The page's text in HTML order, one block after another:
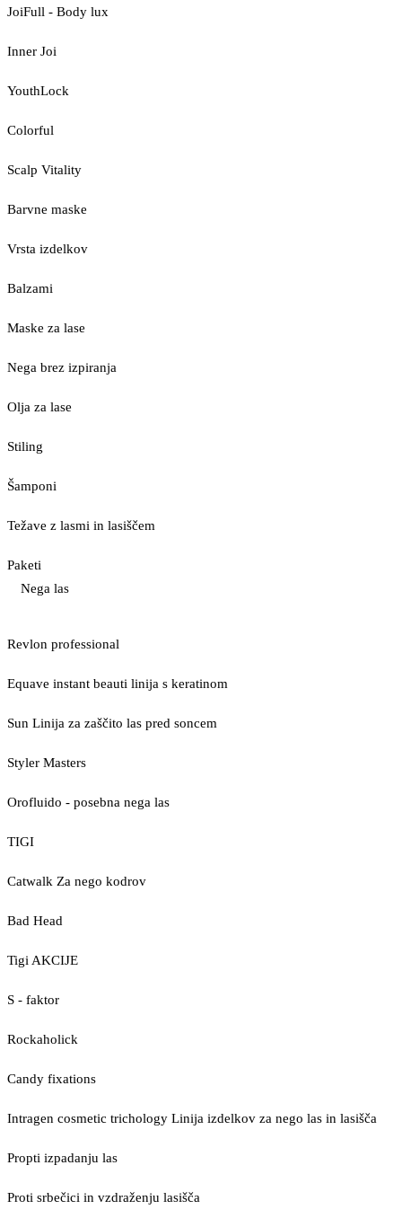
JoiFull - Body lux
Inner Joi
YouthLock
Colorful
Scalp Vitality
Barvne maske
Vrsta izdelkov
Balzami
Maske za lase
Nega brez izpiranja
Olja za lase
Stiling
Šamponi
Težave z lasmi in lasiščem
Paketi
Nega las
Revlon professional
Equave instant beauti linija s keratinom
Sun Linija za zaščito las pred soncem
Styler Masters
Orofluido - posebna nega las
TIGI
Catwalk Za nego kodrov
Bad Head
Tigi AKCIJE
S - faktor
Rockaholick
Candy fixations
Intragen cosmetic trichology Linija izdelkov za nego las in lasišča
Propti izpadanju las
Proti srbečici in vzdraženju lasišča